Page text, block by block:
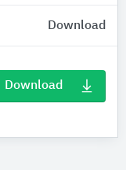
Download
Download